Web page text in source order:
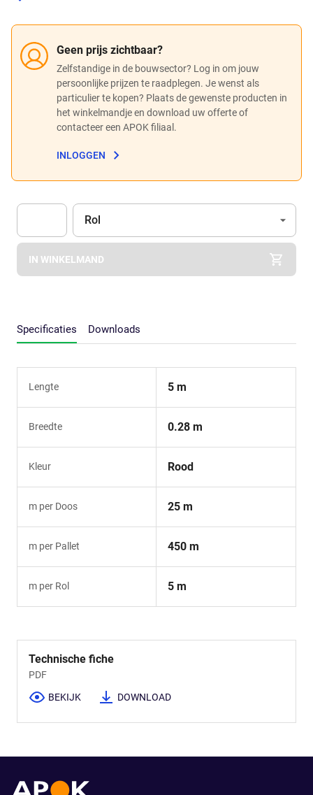
Geen prijs zichtbaar?
Zelfstandige in de bouwsector? Log in om jouw
persoonlijke prijzen te raadplegen. Je wenst als
particulier te kopen? Plaats de gewenste producten in
het winkelmandje en download uw offerte of
contacteer een APOK filiaal.
INLOGGEN
Apok.Product.Detail.AddToCart.Quantity (Optioneel)
Eenheid
Rol
IN WINKELMAND
Specificaties Downloads
Lengte 5 m
Breedte 0.28 m
Kleur Rood
m per Doos 25 m
m per Pallet 450 m
m per Rol 5 m
Technische fiche
PDF
BEKIJK DOWNLOAD